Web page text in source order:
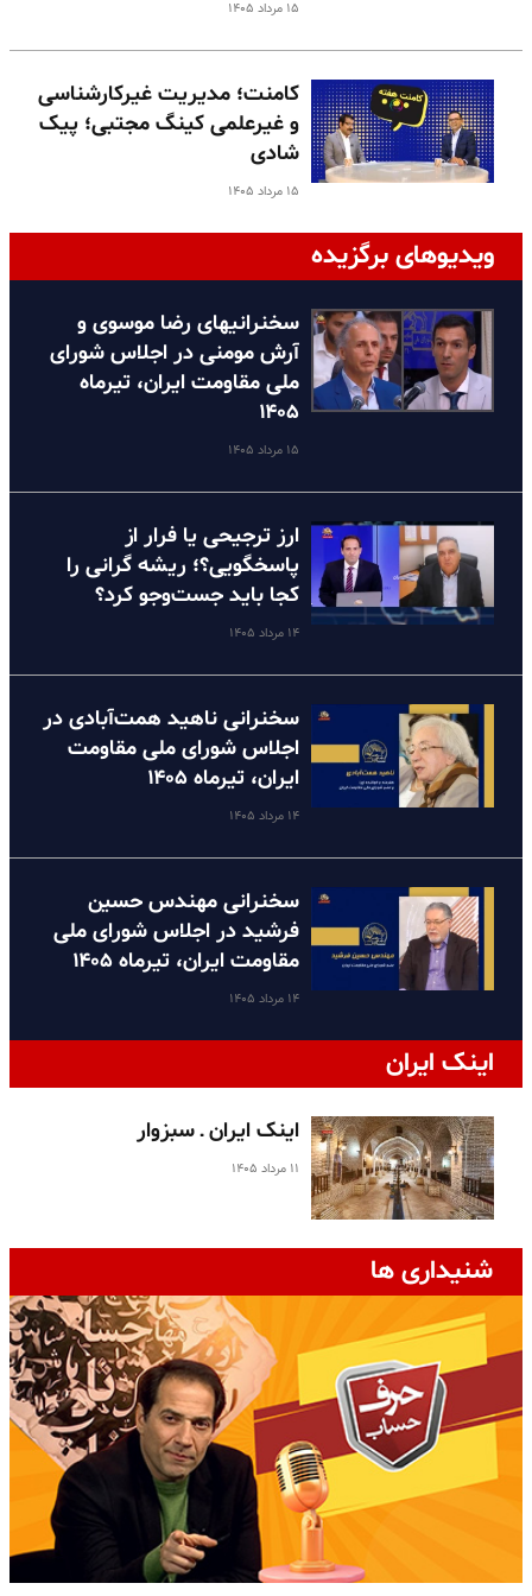
۱۵ مرداد ۱۴۰۵
کامنت؛ مدیریت غیرکارشناسی
و غیرعلمی کینگ مجتبی؛ پیک
شادی
۱۵ مرداد ۱۴۰۵
ویدیوهای برگزیده
سخنرانیهای رضا موسوی و
آرش مومنی در اجلاس شورای
ملی مقاومت ایران، تیرماه
۱۴۰۵
۱۵ مرداد ۱۴۰۵
ارز ترجیحی یا فرار از
پاسخگویی؟؛ ریشه گرانی را
کجا باید جست‌وجو کرد؟
۱۴ مرداد ۱۴۰۵
سخنرانی ناهید همت‌آبادی در
اجلاس شورای ملی مقاومت
ایران، تیرماه ۱۴۰۵
۱۴ مرداد ۱۴۰۵
سخنرانی مهندس حسین
فرشید در اجلاس شورای ملی
مقاومت ایران، تیرماه ۱۴۰۵
۱۴ مرداد ۱۴۰۵
اینک ایران
اینک ایران ـ سبزوار
۱۱ مرداد ۱۴۰۵
شنیداری ها